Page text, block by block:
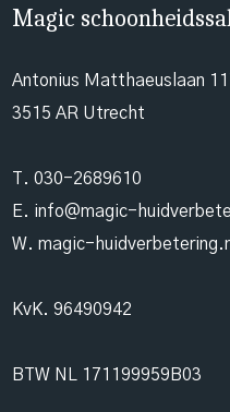
Magic
Antonius Matthaeuslaan
3515 AR Utrecht
T. 030-2689610
E. info@magic-
W. magic-
KvK. 96490942
BTW NL 171199959B03